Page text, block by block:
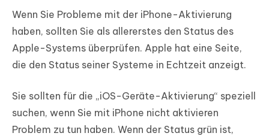
Wenn Sie Probleme mit der iPhone-Aktivierung
haben, sollten Sie als allererstes den Status des
Apple-Systems überprüfen. Apple hat eine Seite,
die den Status seiner Systeme in Echtzeit anzeigt.
Sie sollten für die „iOS-Geräte-Aktivierung“ speziell
suchen, wenn Sie mit iPhone nicht aktivieren
Problem zu tun haben. Wenn der Status grün ist,